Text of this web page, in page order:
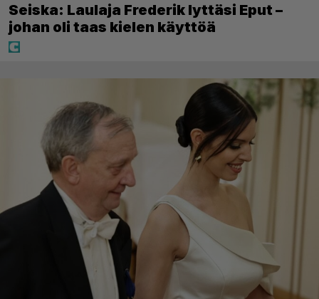
Seiska: Laulaja Frederik lyttäsi Eput –
johan oli taas kielen käyttöä